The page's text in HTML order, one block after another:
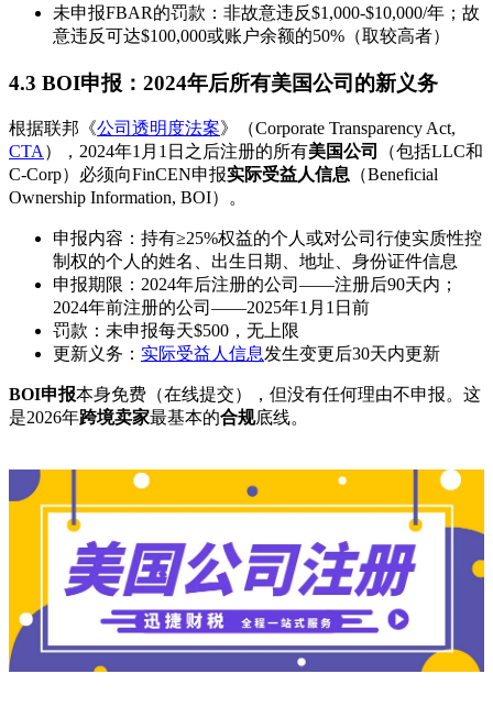
未申报FBAR的罚款：非故意违反$1,000-$10,000/年；故
意违反可达$100,000或账户余额的50%（取较高者）
4.3 BOI申报：2024年后所有美国公司的新义务
根据联邦《公司透明度法案》（Corporate Transparency Act,
CTA ），2024年1月1日之后注册的所有美国公司
（包括LLC和
C-Corp）必须向FinCEN申报实际受益人信息 （Beneficial
Ownership Information, BOI）。
申报内容：持有≥25%权益的个人或对公司行使实质性控
制权的个人的姓名、出生日期、地址、身份证件信息
申报期限：2024年后注册的公司——注册后90天内；
2024年前注册的公司——2025年1月1日前
罚款：未申报每天$500，无上限
更新义务： 实际受益人信息发生变更后30天内更新
BOI申报本身免费（在线提交），但没有任何理由不申报。这
是2026年跨境卖家最基本的合规底线。